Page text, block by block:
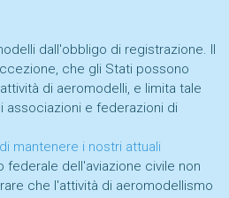
dall'obbligo di registrazione. Il
che gli Stati possono
di aeromodelli, e limita tale
associazioni e federazioni di
mantenere i nostri attuali
federale dell'aviazione civile non
che l'attività di aeromodellismo